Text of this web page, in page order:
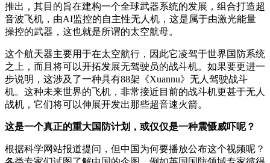
推出，其目的旨在建构一个全球武器系统的发展，组合打造超
音波飞机，由AI监控的自主性无人机，这是属于由激光能量
操控的武器，这也就是所谓的太空航母。
这个航天器主要用于在太空航行，因此它凌驾于世界国防系统
之上，而且将可以开拓发展无驾驶员的战斗机。如果要更进一
步说明，这涉及了一种具有88架《Xuannu》无人驾驶战斗
机。这种未来世界的飞机，非常接近目前的战斗机更甚于无人
战机，它们将可以伸展开发出那些超音速火箭。
这是一个真正的重大国防计划，或仅仅是一种震慑威吓呢？
根据科学网站报道提问，但中国为何要播放公布这个视频呢？